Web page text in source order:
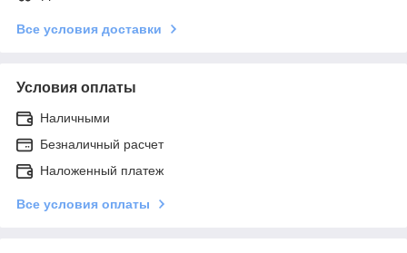
Все условия доставки
Условия оплаты
Наличными
Безналичный расчет
Наложенный платеж
Все условия оплаты